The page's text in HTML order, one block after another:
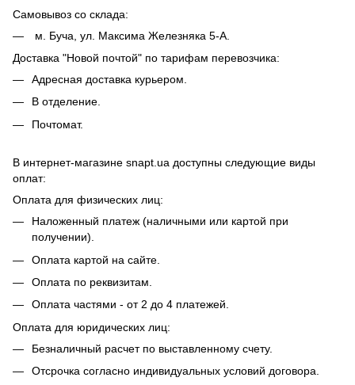
Самовывоз со склада:
м. Буча, ул. Максима Железняка 5-А.
Доставка "Новой почтой" по тарифам перевозчика:
Адресная доставка курьером.
В отделение.
Почтомат.
В интернет-магазине snapt.ua доступны следующие виды
оплат:
Оплата для физических лиц:
Наложенный платеж (наличными или картой при
получении).
Оплата картой на сайте.
Оплата по реквизитам.
Оплата частями - от 2 до 4 платежей.
Оплата для юридических лиц:
Безналичный расчет по выставленному счету.
Отсрочка согласно индивидуальных условий договора.